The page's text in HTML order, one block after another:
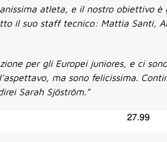
atleta, e il nostro obiettivo
il suo staff tecnico: Mattia Santi,
per gli Europei juniores, e ci
ma sono felicissima.
Sarah Sjöström.”